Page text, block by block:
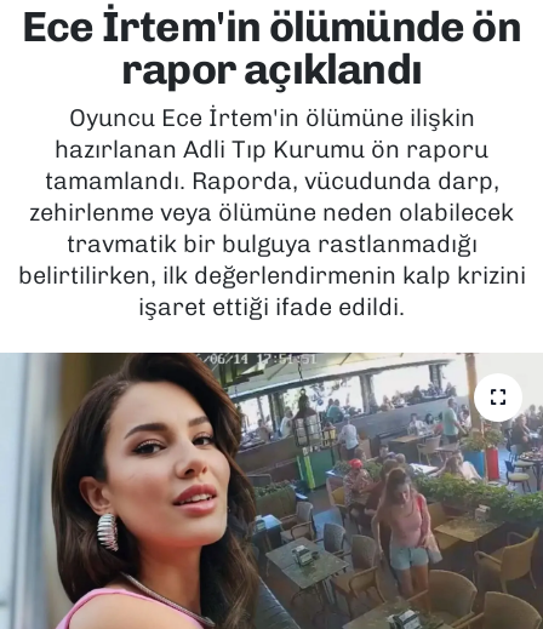
Ece İrtem'in ölümünde ön
rapor açıklandı
Oyuncu Ece İrtem'in ölümüne ilişkin
hazırlanan Adli Tıp Kurumu ön raporu
tamamlandı. Raporda, vücudunda darp,
zehirlenme veya ölümüne neden olabilecek
travmatik bir bulguya rastlanmadığı
belirtilirken, ilk değerlendirmenin kalp krizini
işaret ettiği ifade edildi.
EKONOMİ
KÜLTÜR SANAT
MAGAZİN
POLİTİKA
SAĞLIK
SPOR
TEKNOLOJİ
YAŞAM
YEREL YÖNETİMLER
Tüm Manşetler
Son Dakika Haberleri
Haber Arşivi